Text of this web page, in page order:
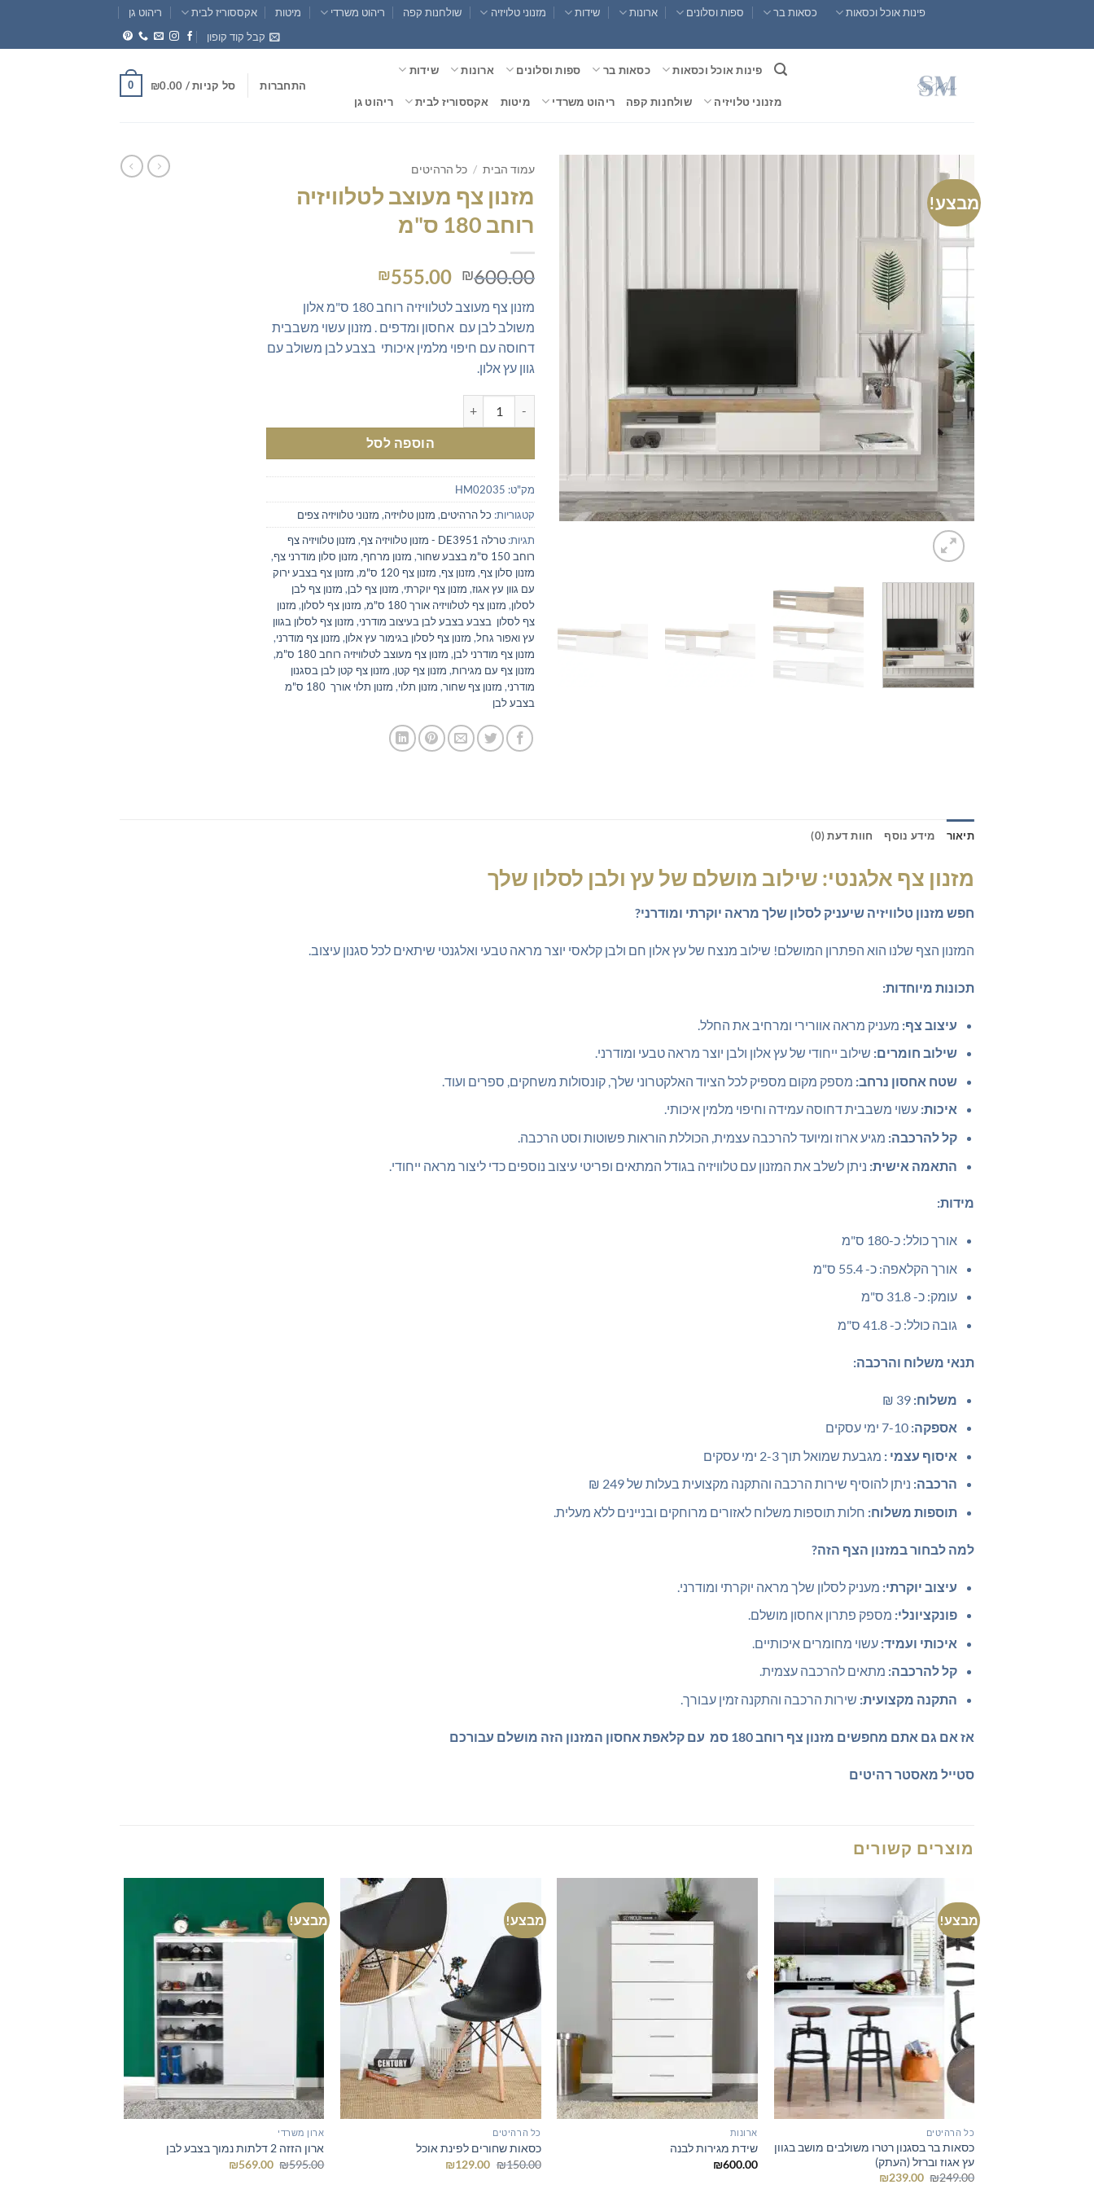
content
פינות אוכל וכסאות כסאות בר ספות וסלונים ארונות שידות מזנוני טלויזיה שולחנות קפה ריהוט משרדי מיטות אקססוריז לבית
ריהוט גן
קבל קוד קופון
פינות אוכל וכסאות כסאות בר ספות וסלונים ארונות שידות
מזנוני טלויזיה שולחנות קפה ריהוט משרדי מיטות אקססוריז לבית ריהוט גן
התחברות סל קניות / ₪0.00
0
מבצע!
עמוד הבית / כל הרהיטים
מזנון צף מעוצב לטלוויזיה
רוחב 180 ס"מ
₪600.00
המחיר
היה:
₪600.00.
₪555.00
הוא:
₪555.00.
מזנון צף מעוצב לטלוויזיה רוחב 180 ס"מ אלון
משולב לבן עם אחסון ומדפים . מזנון עשוי משבבית
דחוסה עם חיפוי מלמין איכותי בצבע לבן משולב עם
גוון עץ אלון.
הוספה לסל
מק"ט: HM02035
קטגוריות: כל הרהיטים, מזנון טלויזיה, מזנוני טלוויזיה צפים
תגיות: טרלה DE3951 - מזנון טלוויזיה צף , מזנון טלוויזיה צף
רוחב 150 ס"מ בצבע שחור
, מזנון מרחף, מזנון סלון מודרני צף,
מזנון סלון צף, מזנון צף, מזנון צף 120 ס"מ , מזנון צף בצבע ירוק
עם גוון עץ אגוז, מזנון צף יוקרתי, מזנון צף לבן, מזנון צף לבן
לסלון, מזנון צף לטלוויזיה אורך 180 ס"מ , מזנון צף לסלון, מזנון
צף לסלון בצבע בצבע לבן בעיצוב מודרני, מזנון צף לסלון בגוון
עץ ואפור גחל, מזנון צף לסלון בגימור עץ אלון, מזנון צף מודרני,
מזנון צף מודרני לבן, מזנון צף מעוצב לטלוויזיה רוחב 180 ס"מ
,
מזנון צף עם מגירות, מזנון צף קטן, מזנון צף קטן לבן בסגנון
מודרני, מזנון צף שחור, מזנון תלוי,
מזנון תלוי אורך 180 ס"מ
בצבע לבן
תיאור מידע נוסף חוות דעת (0)
מזנון צף אלגנטי: שילוב מושלם של עץ ולבן לסלון שלך
חפש מזנון טלוויזיה שיעניק לסלון שלך מראה יוקרתי ומודרני?
המזנון הצף שלנו הוא הפתרון המושלם! שילוב מנצח של עץ אלון חם ולבן קלאסי יוצר מראה טבעי ואלגנטי שיתאים לכל סגנון עיצוב.
תכונות מיוחדות:
עיצוב צף: מעניק מראה אוורירי ומרחיב את החלל.
שילוב חומרים: שילוב ייחודי של עץ אלון ולבן יוצר מראה טבעי ומודרני.
שטח אחסון נרחב: מספק מקום מספיק לכל הציוד האלקטרוני שלך, קונסולות משחקים, ספרים ועוד.
איכות: עשוי משבבית דחוסה עמידה וחיפוי מלמין איכותי.
קל להרכבה: מגיע ארוז ומיועד להרכבה עצמית, הכוללת הוראות פשוטות וסט הרכבה.
התאמה אישית: ניתן לשלב את המזנון עם טלוויזיה בגודל המתאים ופריטי עיצוב נוספים כדי ליצור מראה ייחודי.
מידות:
אורך כולל: כ-180 ס"מ
אורך הקלאפה: כ- 55.4 ס"מ
עומק: כ- 31.8 ס"מ
גובה כולל: כ- 41.8 ס"מ
תנאי משלוח והרכבה:
משלוח:
אספקה:
איסוף עצמי : מגבעת שמואל תוך 2-3 ימי עסקים
הרכבה: ניתן להוסיף שירות הרכבה והתקנה מקצועית בעלות של 249 ₪
תוספות משלוח: חלות תוספות משלוח לאזורים מרוחקים ובניינים ללא מעלית.
למה לבחור במזנון הצף הזה?
עיצוב יוקרתי: מעניק לסלון שלך מראה יוקרתי ומודרני.
פונקציונלי: מספק פתרון אחסון מושלם.
איכותי ועמיד: עשוי מחומרים איכותיים.
קל להרכבה: מתאים להרכבה עצמית.
התקנה מקצועית: שירות הרכבה והתקנה זמין עבורך.
אז אם גם אתם מחפשים מזנון צף רוחב 180 סמ עם קלאפת אחסון המזנון הזה מושלם עבורכם
סטייל מאסטר רהיטים
מוצרים קשורים
מבצע!
כל הרהיטים
כסאות בר בסגנון רטרו משולבים מושב בגוון
עץ אגוז וברזל (העתק)
₪249.00
המחיר ₪239.00
ארונות
שידת מגירות לבנה
₪600.00
מבצע!
כל הרהיטים
כסאות שחורים לפינת אוכל
₪150.00
המחיר ₪129.00
המחיר
מבצע!
ארון משרדי
ארון הזזה 2 דלתות נמוך בצבע לבן
₪595.00
המחיר ₪569.00
המחיר